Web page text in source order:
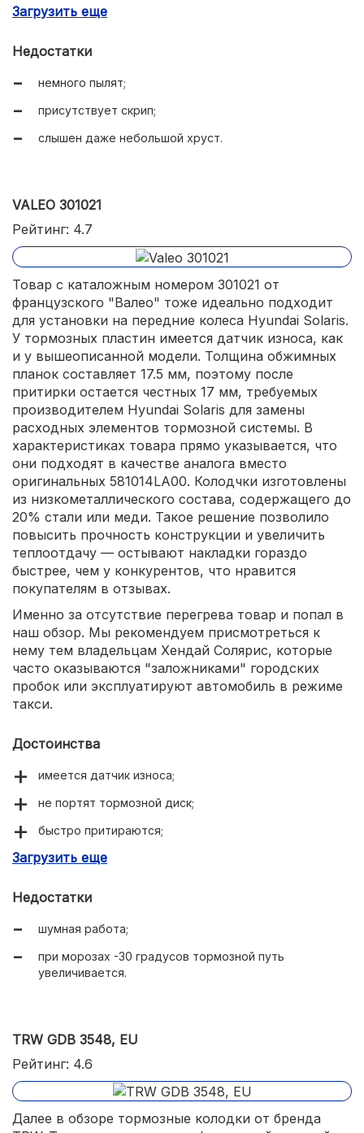
в меру мягкие.
Загрузить еще
Недостатки
немного пылят;
присутствует скрип;
слышен даже небольшой хруст.
VALEO 301021
Рейтинг: 4.7
Товар с каталожным номером 301021 от
французского "Валео" тоже идеально подходит
для установки на передние колеса Hyundai Solaris.
У тормозных пластин имеется датчик износа, как
и у вышеописанной модели. Толщина обжимных
планок составляет 17.5 мм, поэтому после
притирки остается честных 17 мм, требуемых
производителем Hyundai Solaris для замены
расходных элементов тормозной системы. В
характеристиках товара прямо указывается, что
они подходят в качестве аналога вместо
оригинальных 581014LA00. Колодчки изготовлены
из низкометаллического состава, содержащего до
20% стали или меди. Такое решение позволило
повысить прочность конструкции и увеличить
теплоотдачу — остывают накладки гораздо
быстрее, чем у конкурентов, что нравится
покупателям в отзывах.
Именно за отсутствие перегрева товар и попал в
наш обзор. Мы рекомендуем присмотреться к
нему тем владельцам Хендай Солярис, которые
часто оказываются "заложниками" городских
пробок или эксплуатируют автомобиль в режиме
такси.
Достоинства
имеется датчик износа;
не портят тормозной диск;
быстро притираются;
функционируют без образования пыли.
Загрузить еще
Недостатки
шумная работа;
при морозах -30 градусов тормозной путь
увеличивается.
TRW GDB 3548, EU
Рейтинг: 4.6
Далее в обзоре тормозные колодки от бренда